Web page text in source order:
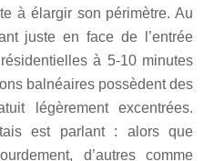
à élargir son périmètre. Au
juste en face de l’entrée
à 5-10 minutes
balnéaires possèdent des
légèrement excentrées.
est parlant : alors que
d’autres comme